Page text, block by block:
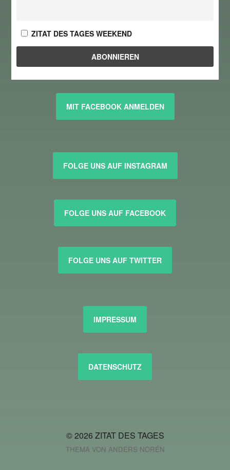
ZITAT DES TAGES WEEKEND
MIT FACEBOOK ANMELDEN
FOLGE UNS AUF INSTAGRAM
FOLGE UNS AUF FACEBOOK
FOLGE UNS AUF TWITTER
IMPRESSUM
DATENSCHUTZ
© 2026 ZITAT DES TAGES
THEMA VON ANDERS NORÉN